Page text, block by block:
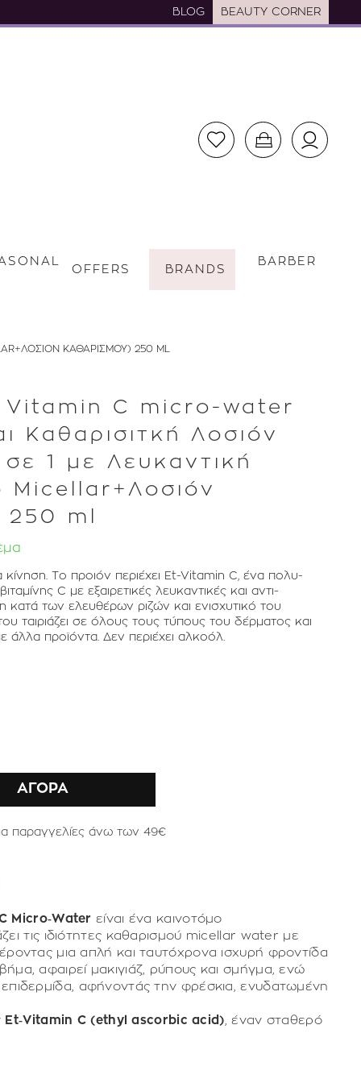
BLOG BEAUTY CORNER
OFFERS BRANDS
BARBER
ΚΑΘΑΡΙΣΜΟΥ) 250 ML
Vitamin C micro-water
Καθαρισιτκή Λοσιόν
1 με Λευκαντική
250 ml
κίνηση. Το προιόν περιέχει Et-Vitamin C, ένα πολυ-
C με εξαιρετικές λευκαντικές και αντι-
κατά των ελευθέρων ριζών και ενισχυτικό του
ταιριάζει σε όλους τους τύπους του δέρματος και
άλλα προϊόντα. Δεν περιέχει αλκοόλ.
ΑΓΟΡΑ
παραγγελίες άνω των 49€
Micro‑Water είναι ένα καινοτόμο
τις ιδιότητες καθαρισμού micellar water με
μια απλή και ταυτόχρονα ισχυρή φροντίδα
αφαιρεί μακιγιάζ, ρύπους και σμήγμα, ενώ
αφήνοντάς την φρέσκια, ενυδατωμένη
Et‑Vitamin C (ethyl ascorbic acid) , έναν σταθερό
να οξειδώνεται εύκολα.